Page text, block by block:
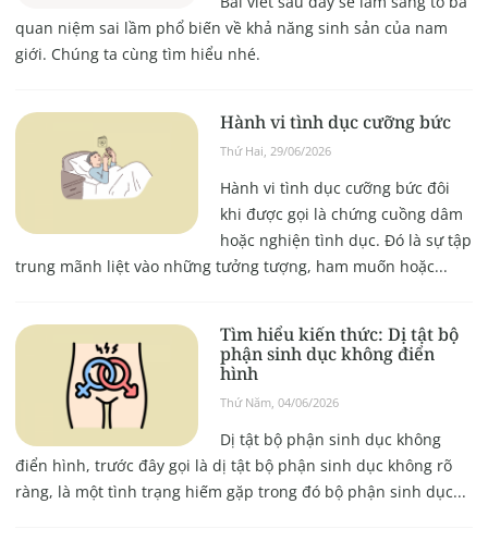
quan niệm sai lầm phổ biến về khả năng sinh sản của nam
giới. Chúng ta cùng tìm hiểu nhé.
Hành vi tình dục cưỡng bức
Thứ Hai, 29/06/2026
Hành vi tình dục cưỡng bức đôi
khi được gọi là chứng cuồng dâm
hoặc nghiện tình dục. Đó là sự tập
trung mãnh liệt vào những tưởng tượng, ham muốn hoặc...
Tìm hiểu kiến thức: Dị tật bộ
phận sinh dục không điển
hình
Thứ Năm, 04/06/2026
Dị tật bộ phận sinh dục không
điển hình, trước đây gọi là dị tật bộ phận sinh dục không rõ
ràng, là một tình trạng hiếm gặp trong đó bộ phận sinh dục...